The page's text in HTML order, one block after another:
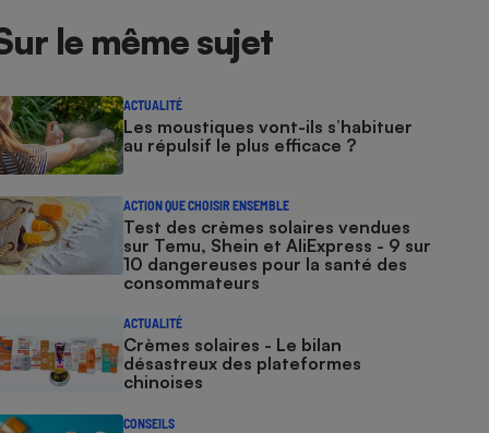
le même sujet
ACTUALITÉ
Les moustiques vont-ils s’habituer
au répulsif le plus efficace ?
ACTION QUE CHOISIR ENSEMBLE
Test des crèmes solaires vendues
sur Temu, Shein et AliExpress - 9 sur
10 dangereuses pour la santé des
consommateurs
ACTUALITÉ
Crèmes solaires - Le bilan
désastreux des plateformes
chinoises
CONSEILS